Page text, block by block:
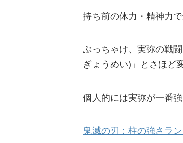
持ち前の体力・精神力
ぶっちゃけ、実弥の戦
ぎょうめい)」とさほど
個人的には実弥が一番
鬼滅の刃：柱の強さラ